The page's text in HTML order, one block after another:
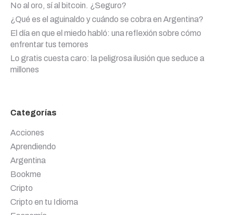
No al oro, sí al bitcoin. ¿Seguro?
¿Qué es el aguinaldo y cuándo se cobra en Argentina?
El día en que el miedo habló: una reflexión sobre cómo
enfrentar tus temores
Lo gratis cuesta caro: la peligrosa ilusión que seduce a
millones
Categorías
Acciones
Aprendiendo
Argentina
Bookme
Cripto
Cripto en tu Idioma